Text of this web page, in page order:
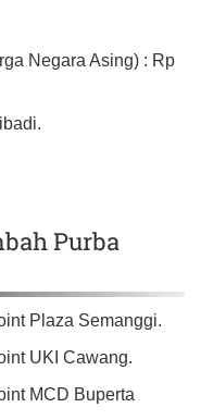
Negara Asing) : Rp
Purba
Plaza Semanggi.
UKI Cawang.
MCD Buperta